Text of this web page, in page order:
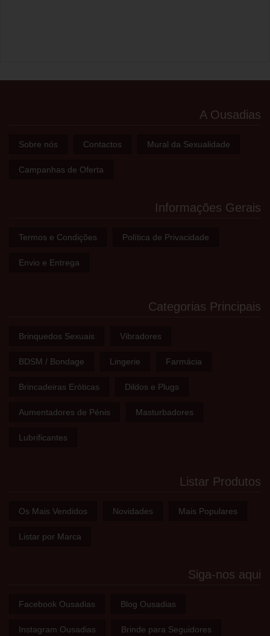
A Ousadias
Sobre nós Contactos Mural da Sexualidade
Campanhas de Oferta
Informações Gerais
Termos e Condições Política de Privacidade
Envio e Entrega
Categorias Principais
Brinquedos Sexuais Vibradores
BDSM / Bondage Lingerie Farmácia
Brincadeiras Eróticas Dildos e Plugs
Aumentadores de Pénis Masturbadores
Lubrificantes
Listar Produtos
Os Mais Vendidos Novidades Mais Populares
Listar por Marca
Siga-nos aqui
Facebook Ousadias Blog Ousadias
Instagram Ousadias Brinde para Seguidores